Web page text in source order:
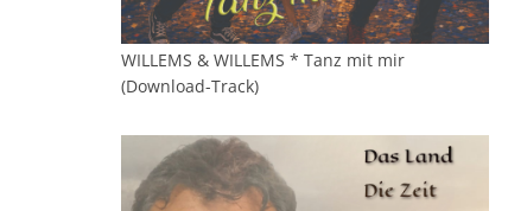
WILLEMS & WILLEMS * Tanz mit mir
(Download-Track)